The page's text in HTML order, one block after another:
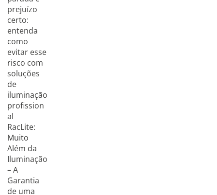
prejuízo
certo:
entenda
como
evitar esse
risco com
soluções
de
iluminação
profission
al
RacLite:
Muito
Além da
Iluminação
– A
Garantia
de uma